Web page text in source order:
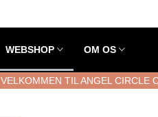
WEBSHOP OM OS
VELKOMMEN TIL ANGEL CIRCLE